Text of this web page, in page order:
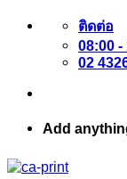
ข้าม
เนื้อหา
ติดต่อ
08:00 -
02
Add